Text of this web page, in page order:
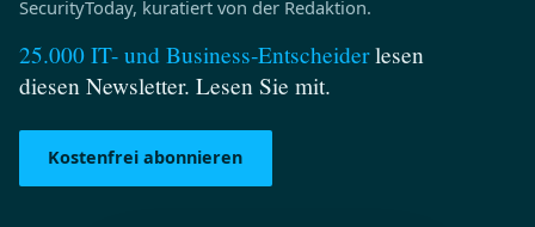
SecurityToday, kuratiert von der Redaktion.
25.000 IT- und Business‑Entscheiderlesen
diesen Newsletter. Lesen Sie mit.
Kostenfrei abonnieren